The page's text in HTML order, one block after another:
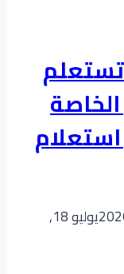
يوليو 18,